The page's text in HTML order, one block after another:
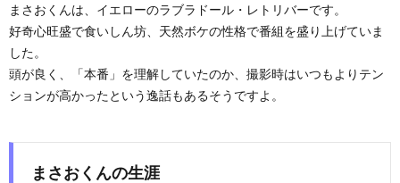
まさおくんは、イエローのラブラドール・レトリバーです。
好奇心旺盛で食いしん坊、天然ボケの性格で番組を盛り上げていま
した。
頭が良く、「本番」を理解していたのか、撮影時はいつもよりテン
ションが高かったという逸話もあるそうですよ。
まさおくんの生涯